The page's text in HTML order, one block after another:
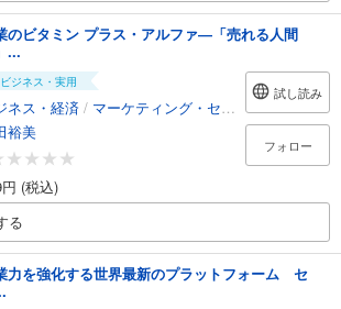
のビタミン プラス・アルファ―「売れる人間
...
ビジネス・実用
ネス・経済 / マーケティング・セールス
裕美
(税込)
試し読み
フォロー
る
力を強化する世界最新のプラットフォーム セ